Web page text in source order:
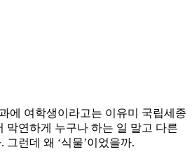
에 여학생이라고는 이유미 국립세종
막연하게 누구나 하는 일 말고 다른
런데 왜 ‘식물’이었을까.